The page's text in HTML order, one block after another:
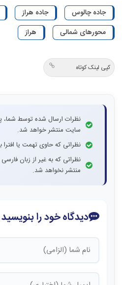
جاده چالوس جاده هراز
محورهای شمالی
هراز
کپی لینک کوتاه
نظرات ارسال شده توسط شما،
سایت منتشر خواهد شد.
نظراتی که حاوی تهمت یا
نظراتی که به غیر از زبان
منتشر نخواهد شد.
دیدگاه خود را بنویسید